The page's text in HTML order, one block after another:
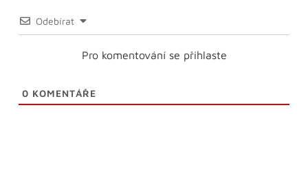
Odebírat
Pro komentování se přihlaste
0 KOMENTÁŘE